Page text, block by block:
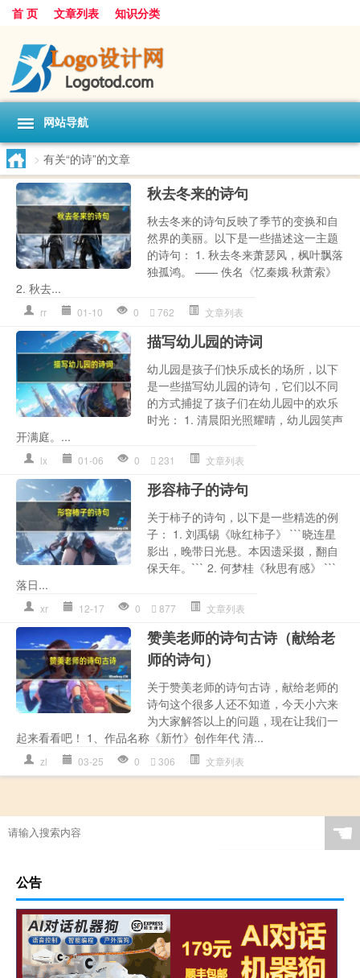
首 页 文章列表 知识分类
网站导航
> 有关“的诗”的文章
秋去冬来的诗句
秋去冬来的诗句反映了季节的变换和自
然界的美丽。以下是一些描述这一主题
的诗句： 1. 秋去冬来萧瑟风，枫叶飘落
独孤鸿。 —— 佚名《忆秦娥·秋萧索》
2. 秋去...
rr 01-10 0 762 文章列表
描写幼儿园的诗词
幼儿园是孩子们快乐成长的场所，以下
是一些描写幼儿园的诗句，它们以不同
的方式捕捉了孩子们在幼儿园中的欢乐
时光： 1. 清晨阳光照耀晴，幼儿园笑声
开满庭。...
lx 01-06 0 231 文章列表
形容柿子的诗句
关于柿子的诗句，以下是一些精选的例
子： 1. 刘禹锡《咏红柿子》 ```晓连星
影出，晚带日光悬。本因遗采掇，翻自
保天年。``` 2. 何梦桂《秋思有感》 ```
落日...
xr 12-17 0 877 文章列表
赞美老师的诗句古诗（献给老
师的诗句）
关于赞美老师的诗句古诗，献给老师的
诗句这个很多人还不知道，今天小六来
为大家解答以上的问题，现在让我们一
起来看看吧！ 1、作品名称《新竹》创作年代 清...
zl 03-25 0 306 文章列表
☚
公告